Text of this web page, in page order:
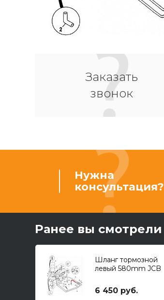
Заказать
звонок
Нужна
консультация?
Ранее вы смотрели
Шланг тормозной
левый 580mm JCB
6 450 руб.